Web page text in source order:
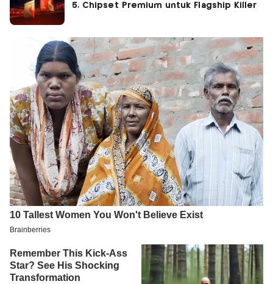
5, Chipset Premium untuk Flagship Killer